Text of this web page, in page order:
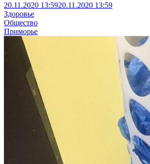
20.11.2020 13:5920.11.2020 13:59
Здоровье
Общество
Приморье